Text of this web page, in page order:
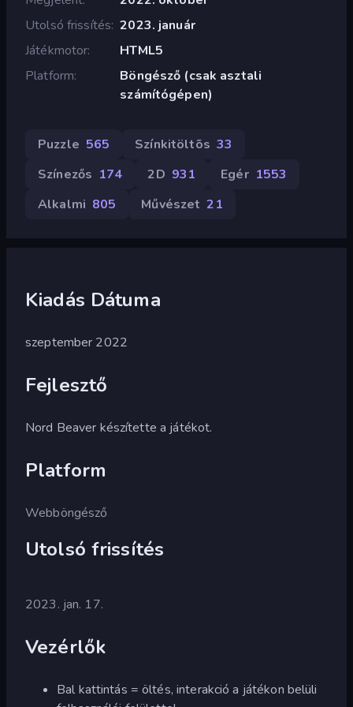
Utolsó frissítés 2023. január
Játékmotor
HTML5
Platform
Böngésző (csak asztali
számítógépen)
Puzzle 565 Színkitöltõs 33
Színezős 174 2D 931 Egér 1553
Alkalmi 805 Művészet 21
Kiadás Dátuma
szeptember 2022
Fejlesztő
Nord Beaver készítette a játékot.
Platform
Webböngésző
Utolsó frissítés
2023. jan. 17.
Vezérlők
Bal kattintás = öltés, interakció a játékon belüli